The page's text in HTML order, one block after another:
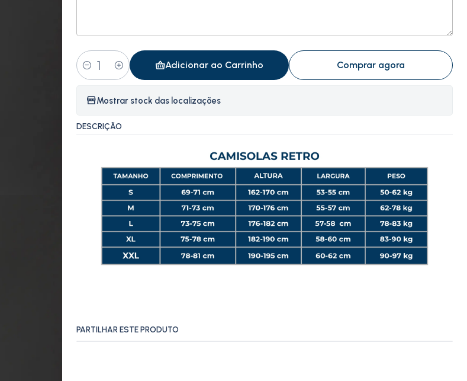
Quantidade
Adicionar ao Carrinho Comprar agora
Mostrar stock das localizações
DESCRIÇÃO
PARTILHAR ESTE PRODUTO